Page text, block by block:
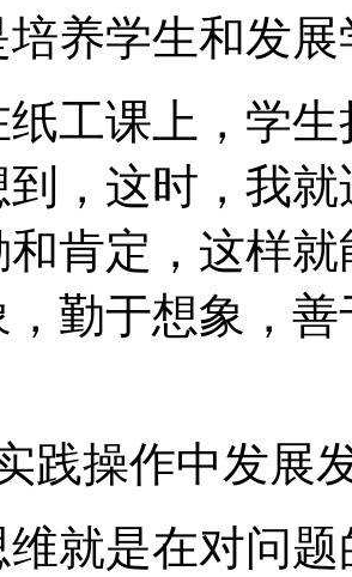
养学生和发
工课上，学
到，这时，我
肯定，这样
，勤于想象，
践操作中发展
就是在对问